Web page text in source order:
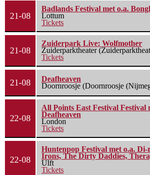
21-08
Badlands Festival met o.a.
Lottum
Tickets
21-08
Zuiderpark Live: Wolfmother
Zuiderparktheater
Tickets
21-08
Deafheaven
Doornroosje (Doornroosje
22-08
All Points East Festival Festival
Deafheaven
London
Tickets
22-08
Huntenpop Festival met o.a.
Irons, The Dirty Daddies,
Ulft
Tickets